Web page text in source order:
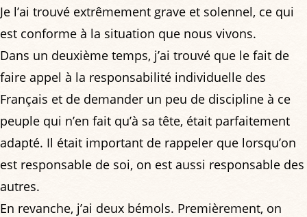
Je l’ai trouvé extrêmement grave et solennel, ce qui
est conforme à la situation que nous vivons.
Dans un deuxième temps, j’ai trouvé que le fait de
faire appel à la responsabilité individuelle des
Français et de demander un peu de discipline à ce
peuple qui n’en fait qu’à sa tête, était parfaitement
adapté. Il était important de rappeler que lorsqu’on
est responsable de soi, on est aussi responsable des
autres.
En revanche, j’ai deux bémols. Premièrement, on